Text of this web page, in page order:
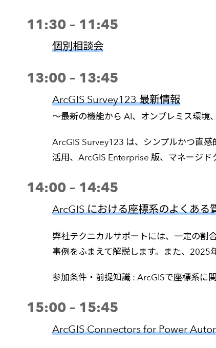
11:30 – 11:45
個別相談会
13:00 – 13:45
ArcGIS Survey123 最新情報
～最新の機能から AI、オンプ
ArcGIS Survey123 は、シンプルかつ直
活用、ArcGIS Enterprise 版、マネージ
14:00 – 14:45
ArcGIS における座標系のよくあ
弊社テクニカルサポートには、一定の割
事例をふまえて解説します。また、2025
参加条件・前提知識 : ArcGISで座標系に
15:00 – 15:45
ArcGIS Connectors for Power